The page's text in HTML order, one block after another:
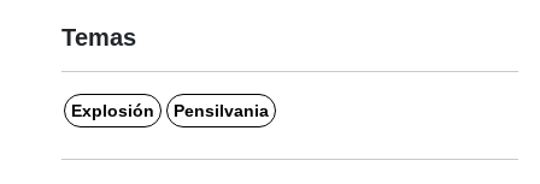
Temas
Explosión Pensilvania